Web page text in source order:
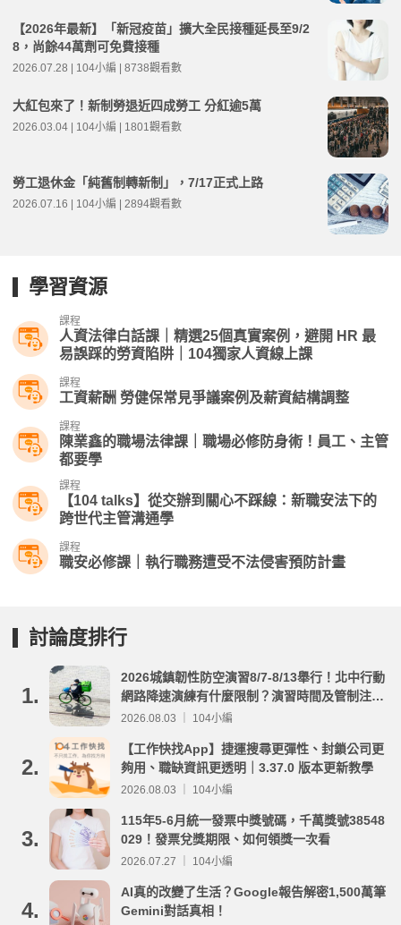
【2026年最新】「新冠疫苗」擴大全民接種延長至9/2
8，尚餘44萬劑可免費接種
2026.07.28 | 104小編 | 8738觀看數
大紅包來了！新制勞退近四成勞工 分紅逾5萬
2026.03.04 | 104小編 | 1801觀看數
勞工退休金「純舊制轉新制」，7/17正式上路
2026.07.16 | 104小編 | 2894觀看數
學習資源
課程
人資法律白話課｜精選25個真實案例，避開 HR 最
易誤踩的勞資陷阱｜104獨家人資線上課
課程
工資薪酬 勞健保常見爭議案例及薪資結構調整
課程
陳業鑫的職場法律課｜職場必修防身術！員工、主管
都要學
課程
【104 talks】從交辦到關心不踩線：新職安法下的
跨世代主管溝通學
課程
職安必修課｜執行職務遭受不法侵害預防計畫
討論度排行
1.
2026城鎮韌性防空演習8/7-8/13舉行！北中行動
網路降速演練有什麼限制？演習時間及管制注意
事項整理
2026.08.03 ｜ 104小編
2.
【工作快找App】捷運搜尋更彈性、封鎖公司更
夠用、職缺資訊更透明｜3.37.0 版本更新教學
2026.08.03 ｜ 104小編
3.
115年5-6月統一發票中獎號碼，千萬獎號38548
029！發票兌獎期限、如何領獎一次看
2026.07.27 ｜ 104小編
4.
AI真的改變了生活？Google報告解密1,500萬筆
Gemini對話真相！